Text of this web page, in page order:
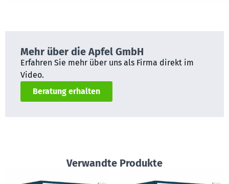
Mehr über die Apfel GmbH
Erfahren Sie mehr über uns als Firma direkt im
Video.
Beratung erhalten
Verwandte Produkte